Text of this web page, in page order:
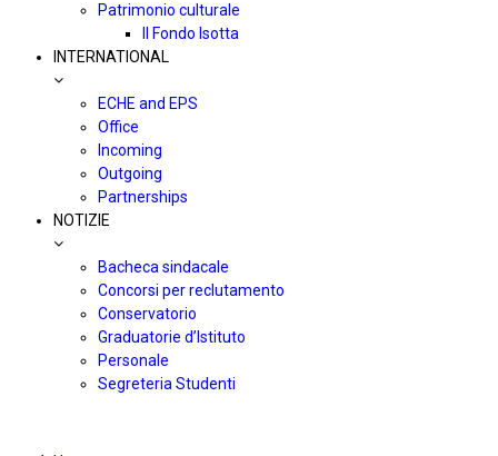
Patrimonio culturale
Il Fondo Isotta
INTERNATIONAL
ECHE and EPS
Office
Incoming
Outgoing
Partnerships
NOTIZIE
Bacheca sindacale
Concorsi per reclutamento
Conservatorio
Graduatorie d’Istituto
Personale
Segreteria Studenti